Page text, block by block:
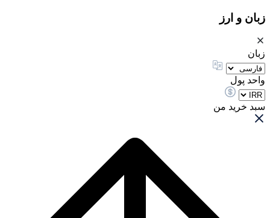
زبان و ارز
زبان
واحد پول
سبد خرید من